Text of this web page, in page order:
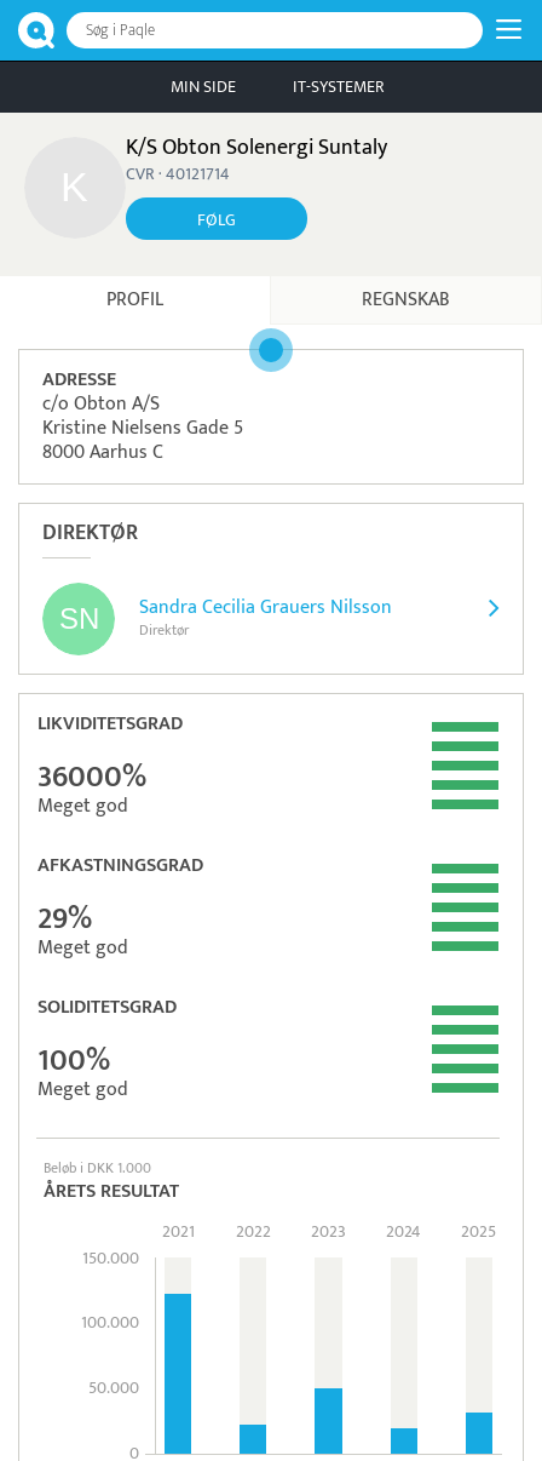
Søg i Paqle
MIN SIDE IT-SYSTEMER
K/S Obton Solenergi Suntaly
CVR · 40121714
FØLG
PROFIL REGNSKAB
ADRESSE
c/o Obton A/S
Kristine Nielsens Gade 5
8000 Aarhus C
DIREKTØR
Sandra Cecilia Grauers Nilsson
Direktør
LIKVIDITETSGRAD
36000%
Meget god
AFKASTNINGSGRAD
29%
Meget god
SOLIDITETSGRAD
100%
Meget god
Beløb i DKK 1.000
ÅRETS RESULTAT
150.000
100.000
50.000
0
2021 2022 2023 2024 2025